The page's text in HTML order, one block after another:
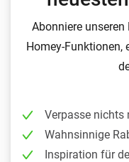
Abonniere
Homey-Funktionen,
Verpasse nichts
Wahnsinnige
Inspiration für